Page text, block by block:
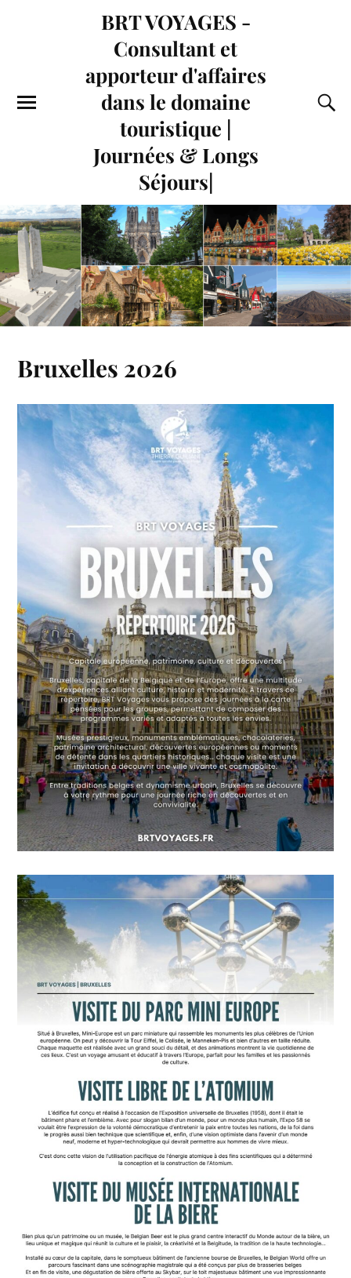
BRT VOYAGES -
Consultant et
apporteur d'affaires
dans le domaine
touristique |
Journées & Longs
Séjours|
Bruxelles 2026